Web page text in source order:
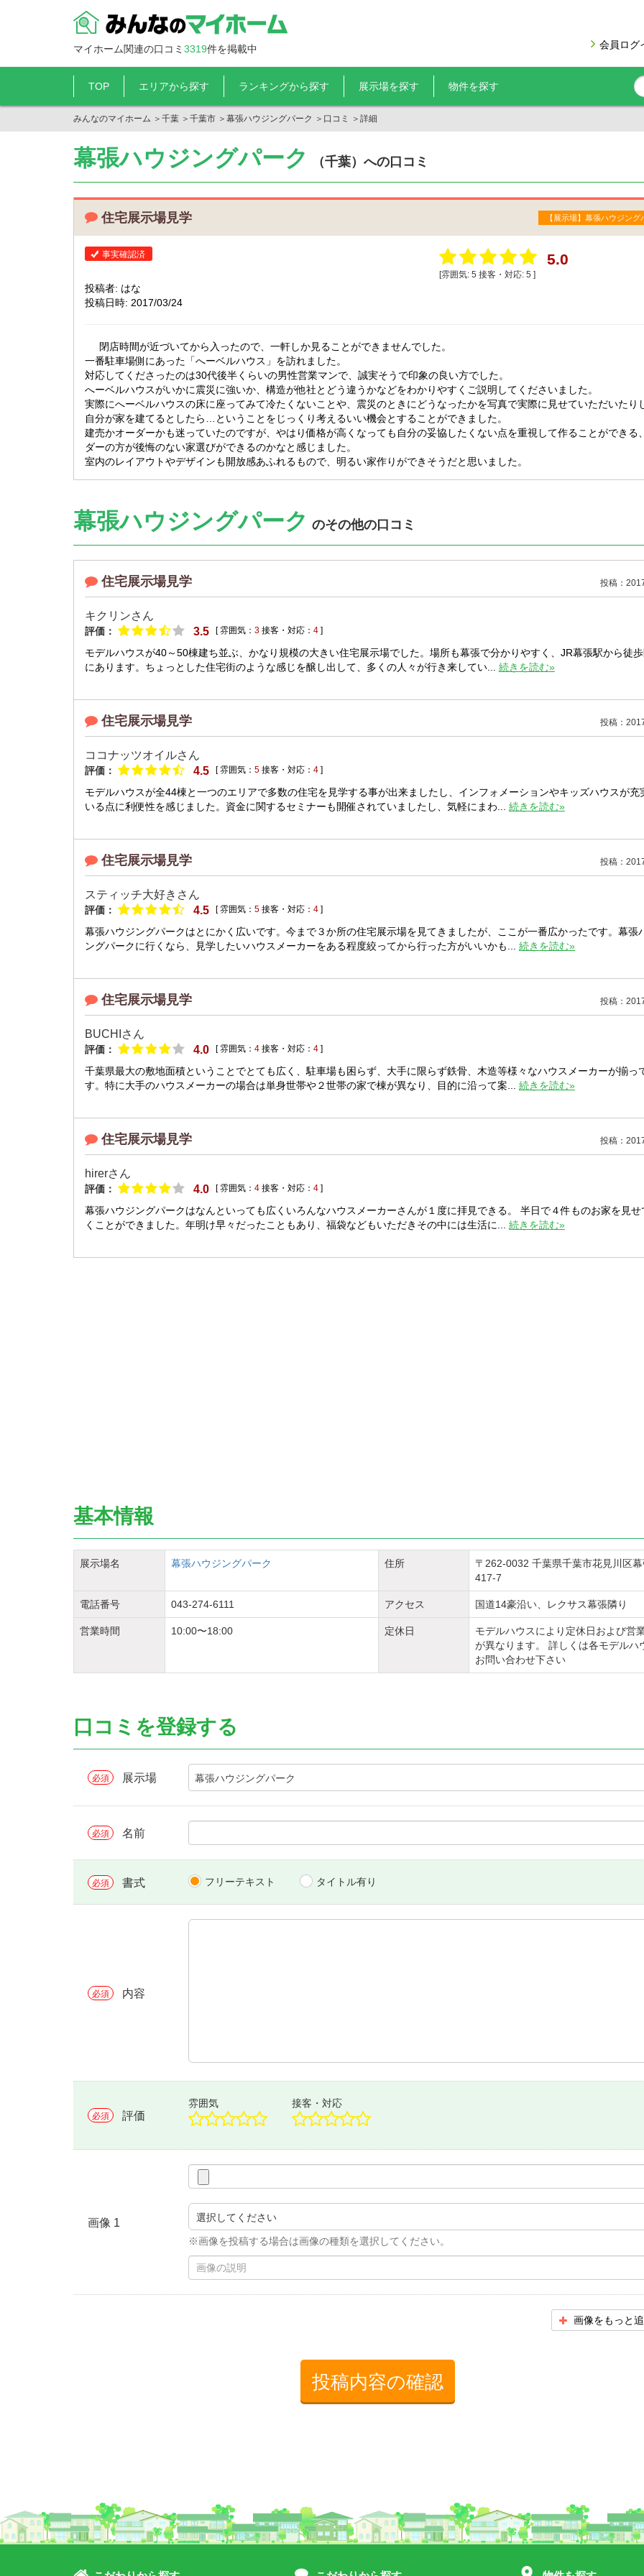
マイホーム関連の口コミ 3319件を掲載中 会員ログ
TOP エリアから探す ランキングから探す 展示場を探す 物件を探す
みんなのマイホーム ＞ 千葉 ＞ 千葉市 ＞ 幕張ハウジングパーク ＞ 口コミ ＞ 詳細
幕張ハウジングパーク （千葉）への口コミ
住宅展示場見学 【展示場】幕張ハウジング
事実確認済 5.0
[雰囲気:5接客・対応:5]
投稿者: はな
投稿日時: 2017/03/24
閉店時間が近づいてから入ったので、一軒しか見ることができませんでした。
一番駐車場側にあった「へーベルハウス」を訪れました。
対応してくださったのは30代後半くらいの男性営業マンで、誠実そうで印象の良い方でした。
へーベルハウスがいかに震災に強いか、構造が他社とどう違うかなどをわかりやすくご説明してくださいました。
実際にへーベルハウスの床に座ってみて冷たくないことや、震災のときにどうなったかを写真で実際に見せていただいたり
自分が家を建てるとしたら…ということをじっくり考えるいい機会とすることができました。
建売かオーダーかも迷っていたのですが、やはり価格が高くなっても自分の妥協したくない点を重視して作ることができる
ダーの方が後悔のない家選びができるのかなと感じました。
室内のレイアウトやデザインも開放感あふれるもので、明るい家作りができそうだと思いました。
幕張ハウジングパーク のその他の口コミ
住宅展示場見学 投稿：
キクリンさん
評価： 3.5 [ 雰囲気： 3 接客・対応： 4 ]
モデルハウスが40～50棟建ち並ぶ、かなり規模の大きい住宅展示場でした。場所も幕張で分かりやすく、JR幕張駅から徒
にあります。ちょっとした住宅街のような感じを醸し出して、多くの人々が行き来してい... 続きを読む»
住宅展示場見学 投稿：
ココナッツオイルさん
評価： 4.5 [ 雰囲気： 5 接客・対応： 4 ]
モデルハウスが全44棟と一つのエリアで多数の住宅を見学する事が出来ましたし、インフォメーションやキッズハウスが充
いる点に利便性を感じました。資金に関するセミナーも開催されていましたし、気軽にまわ... 続きを読む»
住宅展示場見学 投稿：
スティッチ大好きさん
評価： 4.5 [ 雰囲気： 5 接客・対応： 4 ]
幕張ハウジングパークはとにかく広いです。今まで３か所の住宅展示場を見てきましたが、ここが一番広かったです。幕張
ングパークに行くなら、見学したいハウスメーカーをある程度絞ってから行った方がいいかも... 続きを読む»
住宅展示場見学 投稿：
BUCHIさん
評価： 4.0 [ 雰囲気： 4 接客・対応： 4 ]
千葉県最大の敷地面積ということでとても広く、駐車場も困らず、大手に限らず鉄骨、木造等様々なハウスメーカーが揃っ
す。特に大手のハウスメーカーの場合は単身世帯や２世帯の家で棟が異なり、目的に沿って案... 続きを読む»
住宅展示場見学 投稿：
hirerさん
評価： 4.0 [ 雰囲気： 4 接客・対応： 4 ]
幕張ハウジングパークはなんといっても広くいろんなハウスメーカーさんが１度に拝見できる。 半日で４件ものお家を見せ
くことができました。年明け早々だったこともあり、福袋などもいただきその中には生活に... 続きを読む»
基本情報
展示場名 幕張ハウジングパーク 住所
〒262-0032 千葉県千葉市花見川区
417-7
電話番号 043-274-6111 アクセス 国道14豪沿い、レクサス幕張隣り
営業時間 10:00〜18:00 定休日
モデルハウスにより定休日および営
が異なります。 詳しくは各モデルハ
お問い合わせ下さい
口コミを登録する
必須 展示場 幕張ハウジングパーク
必須 名前
必須 書式 フリーテキスト タイトル有り
必須 内容
必須 評価
雰囲気 接客・対応
画像 1
※画像を投稿する場合は画像の種類を選択してください。
画像をもっと
投稿内容の確認